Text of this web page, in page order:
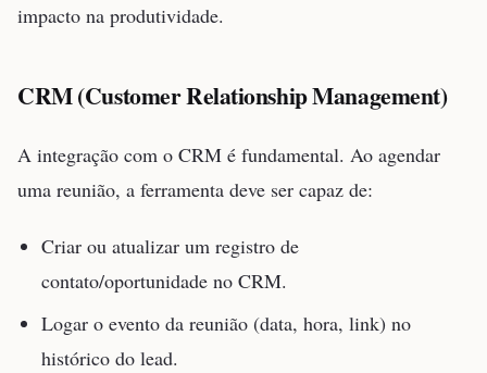
impacto na produtividade.
CRM (Customer Relationship Management)
A integração com o CRM é fundamental. Ao agendar
uma reunião, a ferramenta deve ser capaz de:
Criar ou atualizar um registro de
contato/oportunidade no CRM.
Logar o evento da reunião (data, hora, link) no
histórico do lead.